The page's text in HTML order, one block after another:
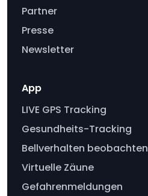
Partner
Presse
Newsletter
App
LIVE GPS Tracking
Gesundheits-Tracking
Bellverhalten beobachten
Virtuelle Zäune
Gefahrenmeldungen